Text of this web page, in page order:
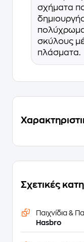
σχήματα
σκύλους
πλάσματα.
Σχετικές
Παιχνίδια &
Hasbro